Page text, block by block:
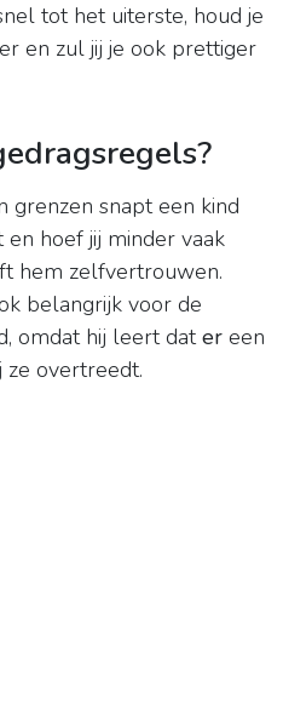
tot het uiterste, houd je
en zul jij je ook prettiger
grenzen snapt een kind
hoef jij minder vaak
hem zelfvertrouwen.
belangrijk voor de
omdat hij leert dater een
ze overtreedt.